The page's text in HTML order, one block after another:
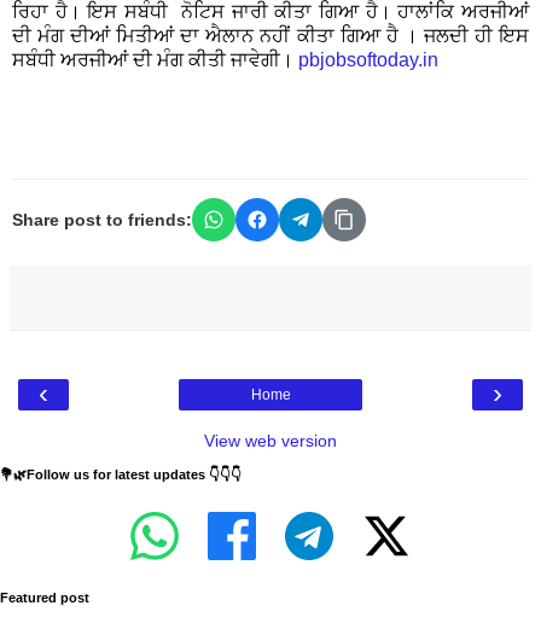
ਰਿਹਾ ਹੈ। ਇਸ ਸਬੰਧੀ ਨੋਟਿਸ ਜਾਰੀ ਕੀਤਾ ਗਿਆ ਹੈ। ਹਾਲਾਂਕਿ ਅਰਜੀਆਂ
ਦੀ ਮੰਗ ਦੀਆਂ ਮਿਤੀਆਂ ਦਾ ਐਲਾਨ ਨਹੀਂ ਕੀਤਾ ਗਿਆ ਹੈ । ਜਲਦੀ ਹੀ ਇਸ
ਸਬੰਧੀ ਅਰਜੀਆਂ ਦੀ ਮੰਗ ਕੀਤੀ ਜਾਵੇਗੀ। pbjobsoftoday.in
Share post to friends:
‹ ›
Home
View web version
💐🌿Follow us for latest updates 👇👇👇
Featured post